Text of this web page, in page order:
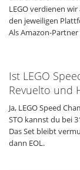
LEGO verdienen
den jeweiligen
Als Amazon-
Ist LEGO
Revuelto und
Ja, LEGO Speed
STO kannst du bei
Das Set bleibt
dann EOL.